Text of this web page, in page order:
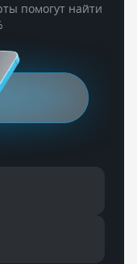
помогут найти